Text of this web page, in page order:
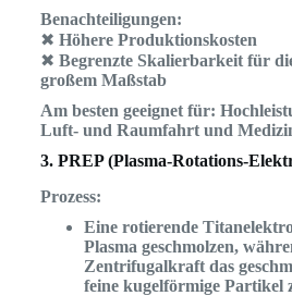
Benachteiligungen:
✖ Höhere Produktionskosten
✖ Begrenzte Skalierbarkeit für
großem Maßstab
Am besten geeignet für:
Luft- und Raumfahrt und
3. PREP (Plasma-Rotations-
Prozess:
Eine rotierende
Plasma geschmolzen,
Zentrifugalkraft das
feine kugelförmige Partikel